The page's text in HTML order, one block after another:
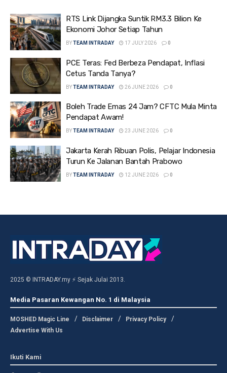
RTS Link Dijangka Suntik RM3.3 Bilion Ke
Ekonomi Johor Setiap Tahun
BY TEAM INTRADAY 17 JULY 2026 0
PCE Teras: Fed Berbeza Pendapat, Inflasi
Cetus Tanda Tanya?
BYTEAM INTRADAY 26 JUNE 2026 0
Boleh Trade Emas 24 Jam? CFTC Mula Minta
Pendapat Awam!
BY TEAM INTRADAY 23 JUNE 2026 0
Jakarta Kerah Ribuan Polis, Pelajar Indonesia
Turun Ke Jalanan Bantah Prabowo
BYTEAM INTRADAY 12 JUNE 2026 0
2025 © INTRADAY.my ⚡ Sejak Julai 2013.
Media Pasaran Kewangan No. 1 di Malaysia
MOSHED Magic Line Disclaimer
Privacy Policy
Advertise With Us
Ikuti Kami